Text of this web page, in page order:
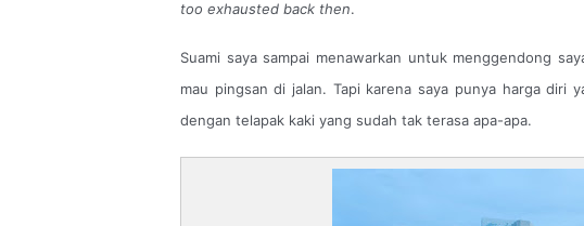
too exhausted back then.
Suami saya sampai menawarkan untuk menggendong
mau pingsan di jalan. Tapi karena saya punya harga diri
dengan telapak kaki yang sudah tak terasa apa-apa.